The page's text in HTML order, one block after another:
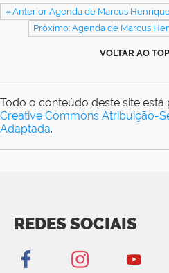
« Anterior Agenda de Marcus
Próximo: Agenda de Marcus
VOLTAR AO
Todo o conteúdo deste site
Creative Commons Atribuição-
Adaptada.
REDES SOCIAIS